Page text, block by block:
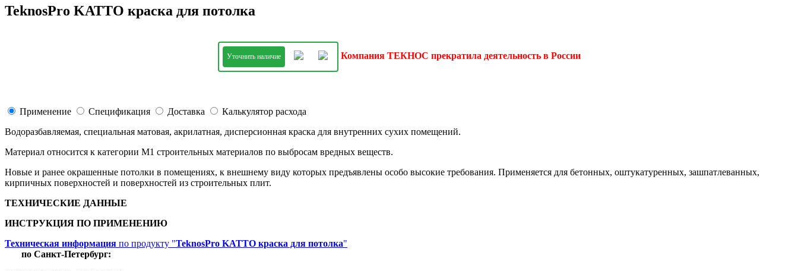
TeknosPro KATTO краска для потолка
Уточнить наличие Компания ТЕКНОС прекратила деятельность в России
Применение Спецификация Доставка
Калькулятор расхода
Водоразбавляемая, специальная матовая, акрилатная, дисперсионная краска для внутренних сухих помещений.
Материал относится к категории М1 строительных материалов по выбросам вредных веществ.
Новые и ранее окрашенные потолки в помещениях, к внешнему виду которых предъявлены особо высокие требования. Применяется для бетонных, оштукатуренных, зашпатлеванных,
кирпичных поверхностей и поверхностей из строительных плит.
ТЕХНИЧЕСКИЕ ДАННЫЕ
ИНСТРУКЦИЯ ПО ПРИМЕНЕНИЮ
Техническая информация по продукту "TeknosPro KATTO краска для потолка"
по Санкт-Петербург: